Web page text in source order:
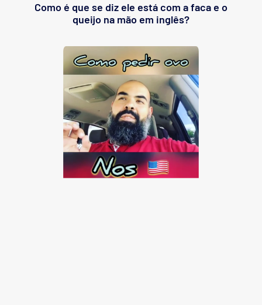
Como é que se diz ele está com a faca e o
queijo na mão em inglês?